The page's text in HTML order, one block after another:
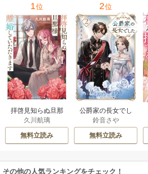
1位
拝啓見知らぬ旦那
様、離婚していた
だきます
久川航璃
無料立読み
2位
公爵家の長女でし
た
鈴音さや
無料立読み
その他の人気ランキングをチェック！